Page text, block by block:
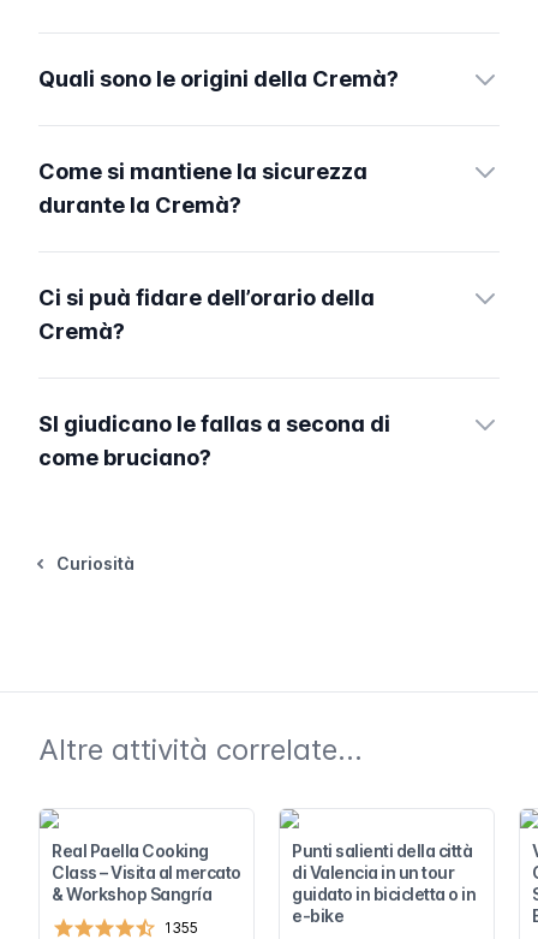
Quali sono le origini della Cremà?
Come si mantiene la sicurezza
durante la Cremà?
Ci si puà fidare dell’orario della
Cremà?
SI giudicano le fallas a secona di
come bruciano?
Curiosità
Altre attività correlate...
Real Paella Cooking
Class – Visita al mercato
& Workshop Sangría
1355
Punti salienti della città
di Valencia in un tour
guidato in bicicletta o in
e-bike